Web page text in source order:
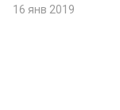
16 янв 2019